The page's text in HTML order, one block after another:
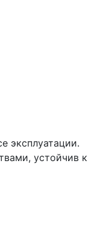
эксплуатации.
устойчив к